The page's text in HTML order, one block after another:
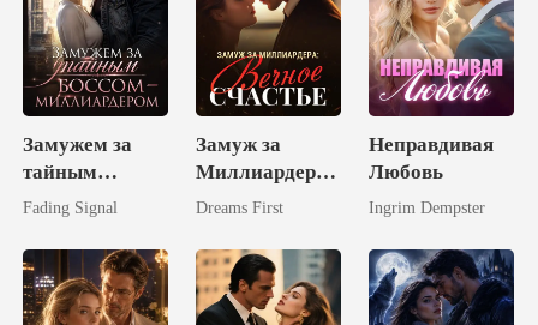
Замужем за
тайным
боссом-
Fading Signal
Замуж за
Миллиардера:
Вечное
Dreams First
Неправдивая
Любовь
Ingrim Dempster